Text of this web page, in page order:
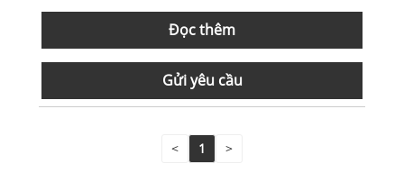
Đọc thêm
Gửi yêu cầu
< 1 >